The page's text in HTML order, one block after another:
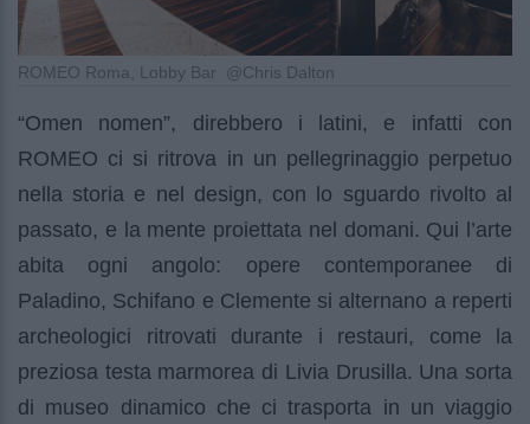
ROMEO Roma, Lobby Bar @Chris Dalton
“Omen nomen”, direbbero i latini, e infatti con
ROMEO ci si ritrova in un pellegrinaggio perpetuo
nella storia e nel design, con lo sguardo rivolto al
passato, e la mente proiettata nel domani. Qui l’arte
abita ogni angolo: opere contemporanee di
Paladino, Schifano e Clemente si alternano a reperti
archeologici ritrovati durante i restauri, come la
preziosa testa marmorea di Livia Drusilla. Una sorta
di museo dinamico che ci trasporta in un viaggio